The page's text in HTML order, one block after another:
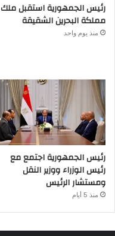
رئيس الجمهورية استقبل ملك
مملكة البحرين الشقيقة
منذ يوم واحد
رئيس الجمهورية اجتمع مع
رئيس الوزراء ووزير النقل
ومستشار الرئيس
منذ 5 أيام